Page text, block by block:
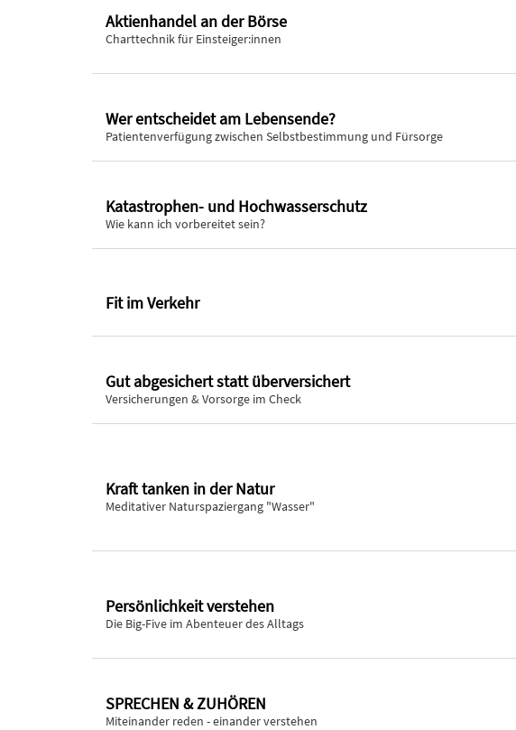
Aktienhandel an der Börse
Charttechnik für Einsteiger:innen
Wer entscheidet am Lebensende?
Patientenverfügung zwischen Selbstbestimmung und Fürsorge
Katastrophen- und Hochwasserschutz
Wie kann ich vorbereitet sein?
Fit im Verkehr
Gut abgesichert statt überversichert
Versicherungen & Vorsorge im Check
Kraft tanken in der Natur
Meditativer Naturspaziergang "Wasser"
Persönlichkeit verstehen
Die Big-Five im Abenteuer des Alltags
SPRECHEN & ZUHÖREN
Miteinander reden - einander verstehen